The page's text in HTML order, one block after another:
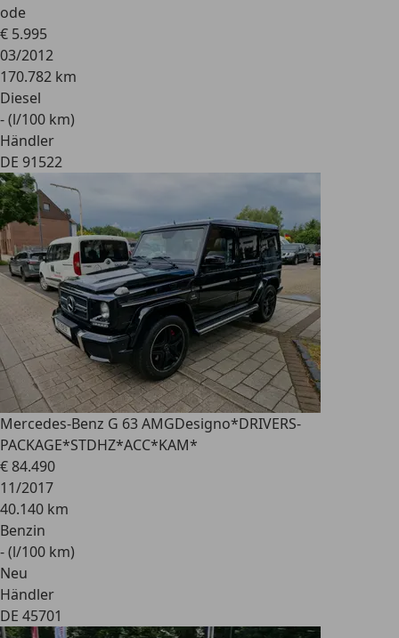
ode
€ 5.995
03/2012
170.782 km
Diesel
- (l/100 km)
Händler
DE 91522
Mercedes-Benz G 63 AMGDesigno*DRIVERS-
PACKAGE*STDHZ*ACC*KAM*
€ 84.490
11/2017
40.140 km
Benzin
- (l/100 km)
Neu
Händler
DE 45701